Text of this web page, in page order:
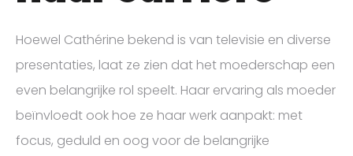
Hoewel Cathérine bekend is van televisie en diverse
presentaties, laat ze zien dat het moederschap een
even belangrijke rol speelt. Haar ervaring als moeder
beïnvloedt ook hoe ze haar werk aanpakt: met
focus, geduld en oog voor de belangrijke